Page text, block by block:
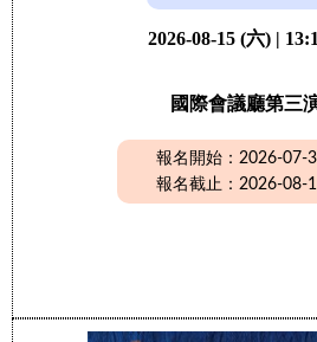
2026-08-15 (六) |
國際會議廳第三
報名開始：2026-07-
報名截止：2026-08-